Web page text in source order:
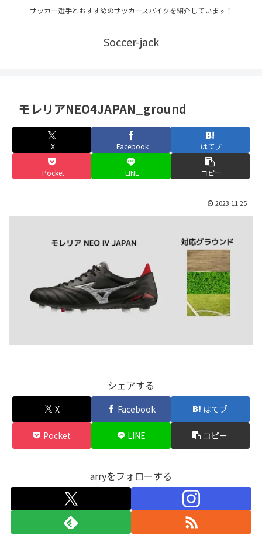
サッカー選手とおすすめのサッカースパイクを紹介しています！
Soccer-jack
モレリアNEO4JAPAN_ground
X Facebook はてブ
Pocket LINE コピー
2023.11.25
シェアする
X Facebook はてブ
Pocket LINE コピー
arryをフォローする